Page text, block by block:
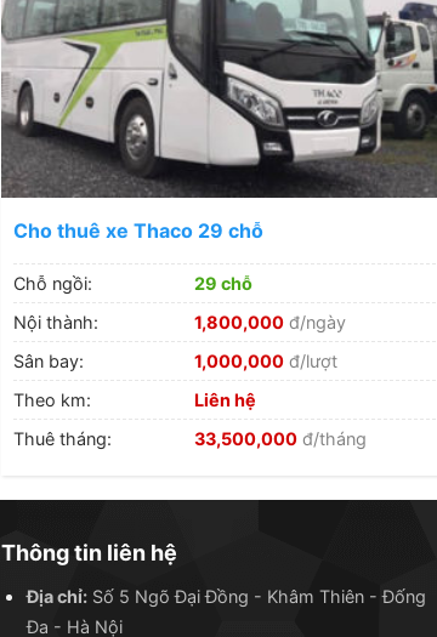
Cho thuê xe Thaco 29 chỗ
Chỗ ngồi:
29 chỗ
Nội thành:
1,800,000 đ/ngày
Sân bay:
1,000,000 đ/lượt
Theo km:
Liên hệ
Thuê tháng:
33,500,000 đ/tháng
Thông tin liên hệ
Địa chỉ:Số 5 Ngõ Đại Đồng - Khâm Thiên - Đống
Đa - Hà Nội